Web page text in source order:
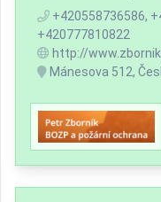
+420558736586,
+420777810822
http://
Mánesova 512,